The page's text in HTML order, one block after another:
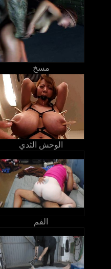
مسخ
الوحش الثدي
الفم